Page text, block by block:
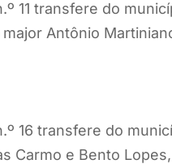
11 transfere do
Antônio
16 transfere do
Carmo e Bento